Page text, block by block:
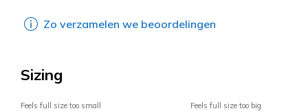
Zo verzamelen we beoordelingen
Sizing
Feels full size too small Feels full size too big